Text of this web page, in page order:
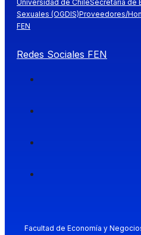
Universidad de ChileSecretaría de
Sexuales (OGDIS)Proveedores/
FEN
Redes Sociales FEN
Facultad de Economía y